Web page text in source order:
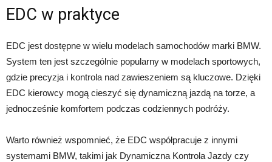
EDC w praktyce
EDC jest dostępne w wielu modelach samochodów marki BMW.
System ten jest szczególnie popularny w modelach sportowych,
gdzie precyzja i kontrola nad zawieszeniem są kluczowe. Dzięki
EDC kierowcy mogą cieszyć się dynamiczną jazdą na torze, a
jednocześnie komfortem podczas codziennych podróży.
Warto również wspomnieć, że EDC współpracuje z innymi
systemami BMW, takimi jak Dynamiczna Kontrola Jazdy czy